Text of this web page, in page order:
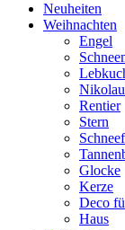
Neuheiten
Weihnachten
Engel
Rentier
Stern
Glocke
Kerze
Deco
Haus